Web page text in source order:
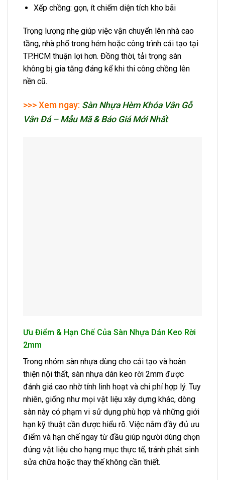
Xếp chồng: gọn, ít chiếm diện tích kho bãi
Trọng lượng nhẹ giúp việc vận chuyển lên nhà cao
tầng, nhà phố trong hẻm hoặc công trình cải tạo tại
TP.HCM thuận lợi hơn. Đồng thời, tải trọng sàn
không bị gia tăng đáng kể khi thi công chồng lên
nền cũ.
>>> Xem ngay: Sàn Nhựa Hèm Khóa Vân Gỗ
Vân Đá – Mẫu Mã & Báo Giá Mới Nhất
Ưu Điểm & Hạn Chế Của Sàn Nhựa Dán Keo Rời
2mm
Trong nhóm sàn nhựa dùng cho cải tạo và hoàn
thiện nội thất, sàn nhựa dán keo rời 2mm được
đánh giá cao nhờ tính linh hoạt và chi phí hợp lý. Tuy
nhiên, giống như mọi vật liệu xây dựng khác, dòng
sàn này có phạm vi sử dụng phù hợp và những giới
hạn kỹ thuật cần được hiểu rõ. Việc nắm đầy đủ ưu
điểm và hạn chế ngay từ đầu giúp người dùng chọn
đúng vật liệu cho hạng mục thực tế, tránh phát sinh
sửa chữa hoặc thay thế không cần thiết.